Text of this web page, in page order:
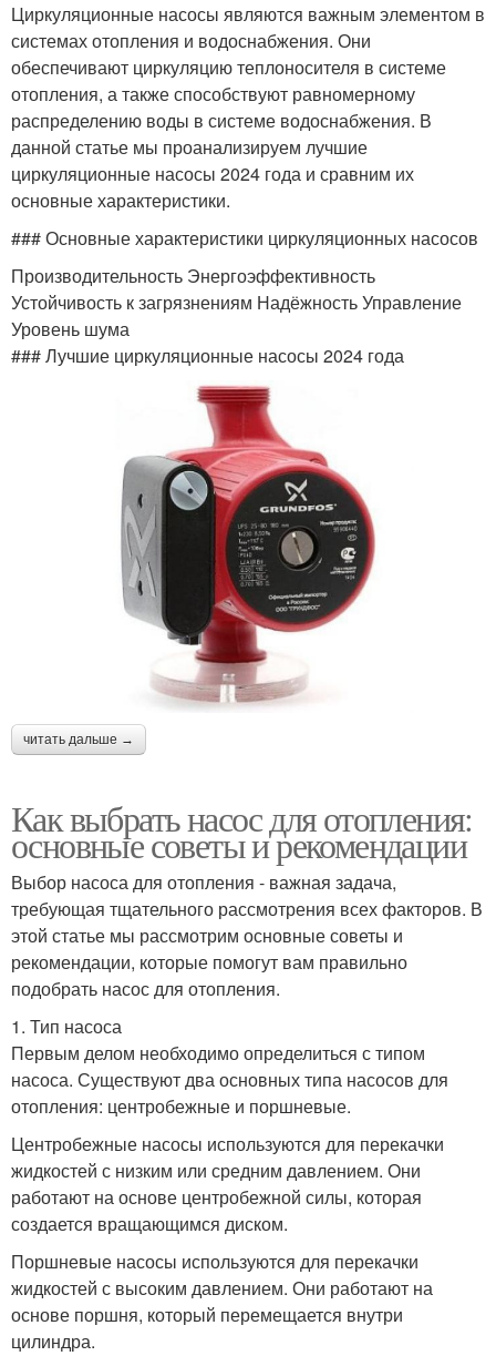
Циркуляционные насосы являются важным элементом в
системах отопления и водоснабжения. Они
обеспечивают циркуляцию теплоносителя в системе
отопления, а также способствуют равномерному
распределению воды в системе водоснабжения. В
данной статье мы проанализируем лучшие
циркуляционные насосы 2024 года и сравним их
основные характеристики.
### Основные характеристики циркуляционных насосов
Производительность Энергоэффективность
Устойчивость к загрязнениям Надёжность Управление
Уровень шума
### Лучшие циркуляционные насосы 2024 года
читать дальше →
Как выбрать насос для отопления:
основные советы и рекомендации
Выбор насоса для отопления - важная задача,
требующая тщательного рассмотрения всех факторов. В
этой статье мы рассмотрим основные советы и
рекомендации, которые помогут вам правильно
подобрать насос для отопления.
1. Тип насоса
Первым делом необходимо определиться с типом
насоса. Существуют два основных типа насосов для
отопления: центробежные и поршневые.
Центробежные насосы используются для перекачки
жидкостей с низким или средним давлением. Они
работают на основе центробежной силы, которая
создается вращающимся диском.
Поршневые насосы используются для перекачки
жидкостей с высоким давлением. Они работают на
основе поршня, который перемещается внутри
цилиндра.